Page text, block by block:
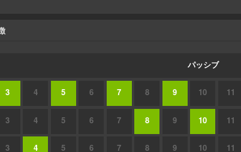
パッシブ
3 4 5 6 7 8 9 10 11
3 4 5 6 7 8 9 10 11
3 4 5 6 7 8 9 10 11